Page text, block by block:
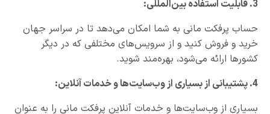
3. قابلیت استفاده بین‌المللی:
حساب پرفکت مانی به شما امکان می‌دهد تا در سراسر جهان
خرید و فروش کنید و از سرویس‌های مختلفی که در دیگر
کشورها ارائه می‌شود، بهره‌مند شوید.
4. پشتیبانی از بسیاری از وب‌سایت‌ها و خدمات آنلاین:
بسیاری از وب‌سایت‌ها و خدمات آنلاین پرفکت مانی را به عنوان